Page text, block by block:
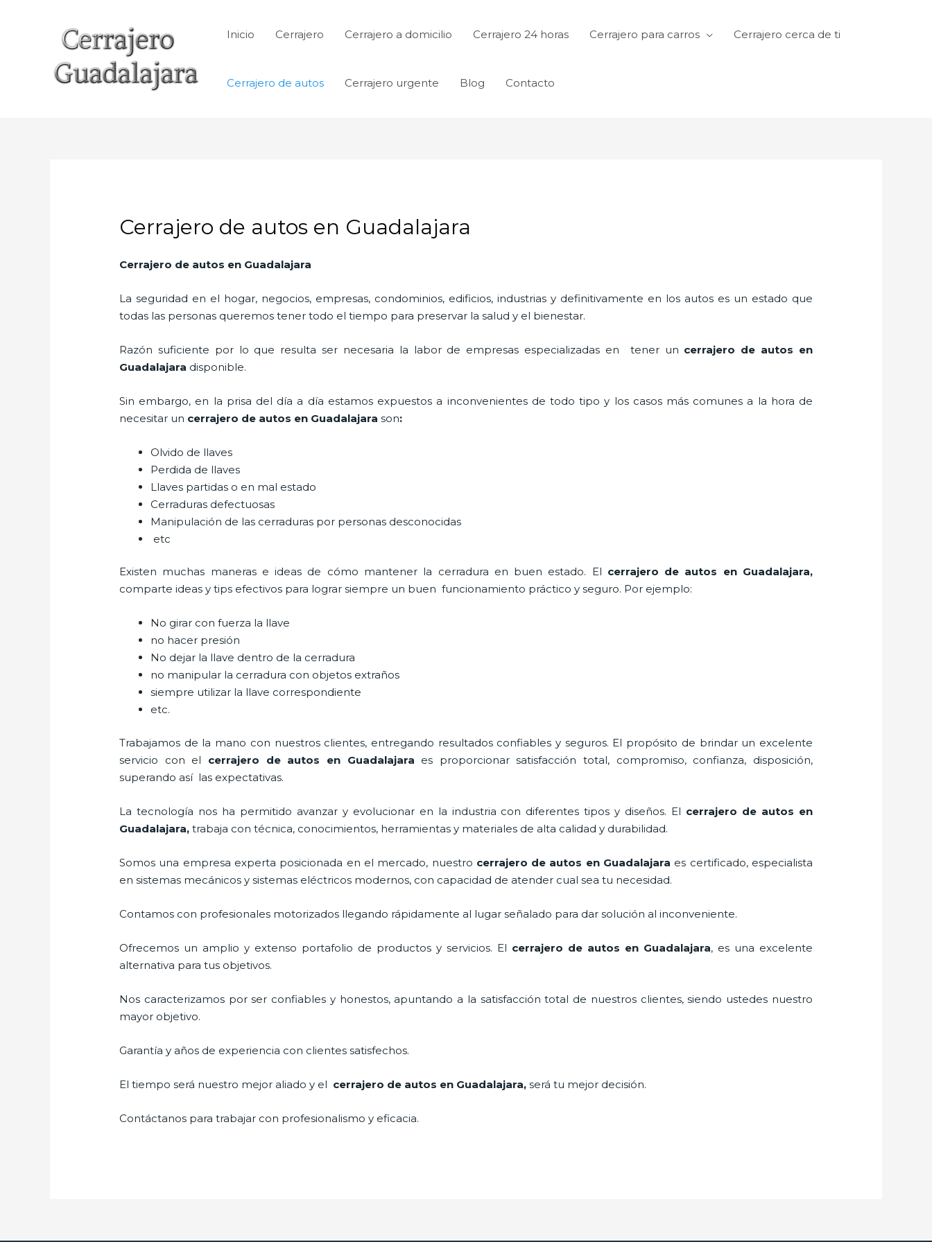
Inicio Cerrajero Cerrajero a domicilio Cerrajero 24 horas Cerrajero para carros Cerrajero cerca de ti
Cerrajero de autos Cerrajero urgente Blog Contacto
Cerrajero de autos en Guadalajara
Cerrajero de autos en Guadalajara
La seguridad en el hogar, negocios, empresas, condominios, edificios, industrias y definitivamente en los autos es un estado que
todas las personas queremos tener todo el tiempo para preservar la salud y el bienestar.
Razón suficiente por lo que resulta ser necesaria la labor de empresas especializadas en tener un cerrajero de autos en
Guadalajara disponible.
Sin embargo, en la prisa del día a día estamos expuestos a inconvenientes de todo tipo y los casos más comunes a la hora de
necesitar un cerrajero de autos en Guadalajara son:
Olvido de llaves
Perdida de llaves
Llaves partidas o en mal estado
Cerraduras defectuosas
Manipulación de las cerraduras por personas desconocidas
etc
Existen muchas maneras e ideas de cómo mantener la cerradura en buen estado. El cerrajero de autos en Guadalajara,
comparte ideas y tips efectivos para lograr siempre un buen funcionamiento práctico y seguro. Por ejemplo:
No girar con fuerza la llave
no hacer presión
No dejar la llave dentro de la cerradura
no manipular la cerradura con objetos extraños
siempre utilizar la llave correspondiente
etc.
Trabajamos de la mano con nuestros clientes, entregando resultados confiables y seguros. El propósito de brindar un excelente
servicio con el cerrajero de autos en Guadalajara es proporcionar satisfacción total, compromiso, confianza, disposición,
superando así las expectativas.
La tecnología nos ha permitido avanzar y evolucionar en la industria con diferentes tipos y diseños. El cerrajero de autos en
Guadalajara,trabaja con técnica, conocimientos, herramientas y materiales de alta calidad y durabilidad.
Somos una empresa experta posicionada en el mercado, nuestro cerrajero de autos en Guadalajara es certificado, especialista
en sistemas mecánicos y sistemas eléctricos modernos, con capacidad de atender cual sea tu necesidad.
Contamos con profesionales motorizados llegando rápidamente al lugar señalado para dar solución al inconveniente.
Ofrecemos un amplio y extenso portafolio de productos y servicios. El cerrajero de autos en Guadalajara, es una excelente
alternativa para tus objetivos.
Nos caracterizamos por ser confiables y honestos, apuntando a la satisfacción total de nuestros clientes, siendo ustedes nuestro
mayor objetivo.
Garantía y años de experiencia con clientes satisfechos.
El tiempo será nuestro mejor aliado y el cerrajero de autos en Guadalajara,será tu mejor decisión.
Contáctanos para trabajar con profesionalismo y eficacia.